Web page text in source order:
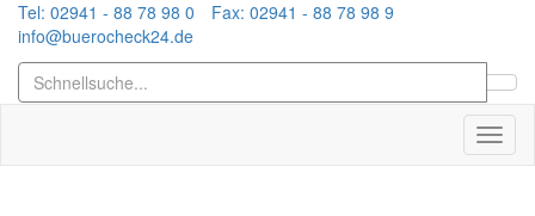
Tel: 02941 - 88 78 98 0
Fax: 02941 - 88 78 98 9
info@buerocheck24.de